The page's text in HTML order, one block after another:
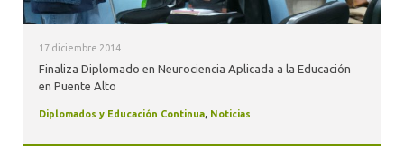
17 diciembre 2014
Finaliza Diplomado en Neurociencia Aplicada a la Educación
en Puente Alto
Diplomados y Educación Continua, Noticias